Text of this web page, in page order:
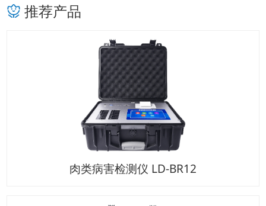
推荐产品
肉类病害检测仪 LD-BR12